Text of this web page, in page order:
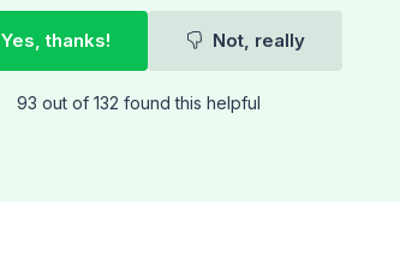
Yes, thanks! Not, really
93 out of 132 found this helpful